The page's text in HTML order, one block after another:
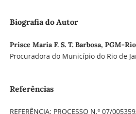
Biografia do Autor
Prisce Maria F. S. T. Barbosa, PGM-Rio
Procuradora do Município do Rio de
Referências
REFERÊNCIA: PROCESSO N.º 07/